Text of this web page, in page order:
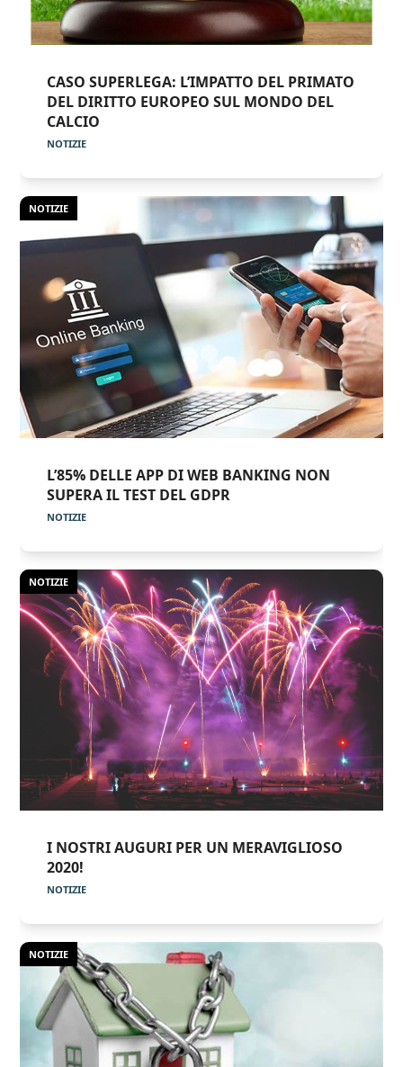
CASO SUPERLEGA: L’IMPATTO DEL PRIMATO
DEL DIRITTO EUROPEO SUL MONDO DEL
CALCIO
NOTIZIE
NOTIZIE
L’85% DELLE APP DI WEB BANKING NON
SUPERA IL TEST DEL GDPR
NOTIZIE
NOTIZIE
I NOSTRI AUGURI PER UN MERAVIGLIOSO
2020!
NOTIZIE
NOTIZIE